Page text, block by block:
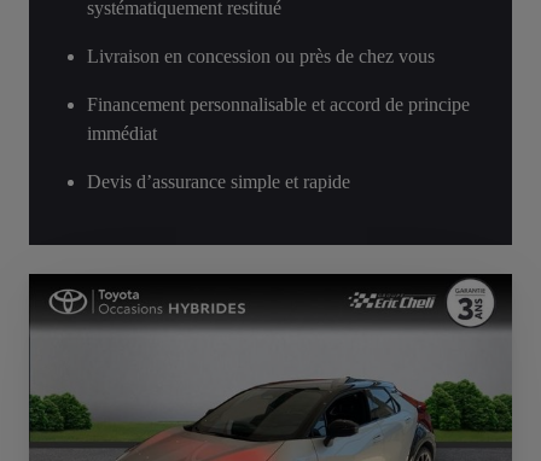
systématiquement restitué
Livraison en concession ou près de chez vous
Financement personnalisable et accord de principe
immédiat
Devis d’assurance simple et rapide